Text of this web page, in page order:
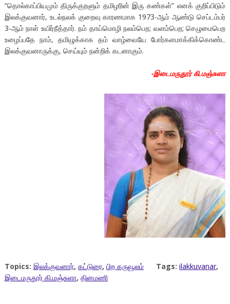
“தொல்காப்பியமும் திருக்குறளும் தமிழரின் இரு கண்கள்” எனக் குறிப்பிடும்
இலக்குவனார், உடல்நலக் குறைவு காரணமாக 1973-ஆம் ஆண்டு செப்டம்பர்
3-ஆம் நாள் உயிர்நீத்தார். நம் தாய்மொழி நலம்பெற; வளம்பெற; செழுமைபெற
உழைப்பதே நாம், தமிழுக்காக தம் வாழ்வையே போர்களமாக்கிக்கொண்ட
இலக்குவனாருக்கு, செய்யும் நன்றிக் கடனாகும்.
-இடைமருதூர் கி.மஞ்சுளா
Topics: இலக்குவனார், கட்டுரை, பிற கருவூலம் Tags: ilakkuvanar,
இடைமருதூர் கி.மஞ்சுளா, தினமணி